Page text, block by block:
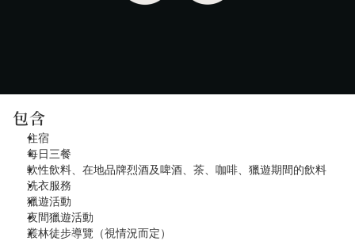
包含
住宿
每日三餐
軟性飲料、在地品牌烈酒及啤酒、茶、咖啡、獵遊期間的飲料
洗衣服務
獵遊活動
夜間獵遊活動
叢林徒步導覽（視情況而定）